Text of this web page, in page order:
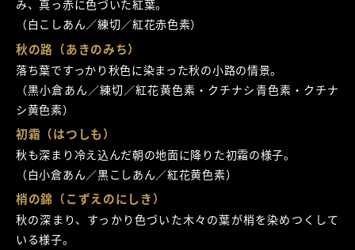
み、真っ赤に色づいた紅葉。
（白こしあん／練切／紅花赤色素）
秋の路（あきのみち）
落ち葉ですっかり秋色に染まった秋の小路の情景。
（黒小倉あん／練切／紅花黄色素・クチナシ青色素・クチナ
シ黄色素）
初霜（はつしも）
秋も深まり冷え込んだ朝の地面に降りた初霜の様子。
（白小倉あん／黒こしあん／紅花黄色素）
梢の錦（こずえのにしき）
秋の深まり、すっかり色づいた木々の葉が梢を染めつくして
いる様子。